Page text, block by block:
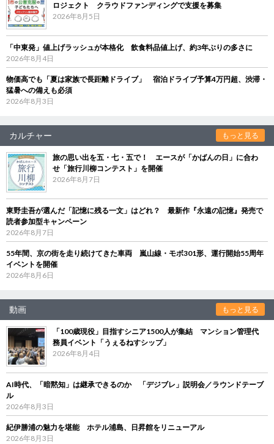
ロジェクト クラウドファンディングで支援を募集
2026年8月5日
「中東発」値上げラッシュが本格化 飲食料品値上げ、約3年ぶりの多さに
2026年8月4日
物価高でも「夏は家族で長距離ドライブ」 宿泊ドライブ予算4万円超、渋滞・
猛暑への備えも必須
2026年8月3日
カルチャー もっと見る
旅の思い出を五・七・五で！ エースが「かばんの日」に合わ
せ「旅行川柳コンテスト」を開催
2026年8月7日
東野圭吾が選んだ「記憶に残る一文」はどれ？ 最新作『永遠の記憶』発売で
読者参加型キャンペーン
2026年8月7日
55年間、京の街を走り続けてきた車両 嵐山線・モボ301形、運行開始55周年
イベントを開催
2026年8月6日
動画 もっと見る
「100歳現役」目指すシニア1500人が集結 マンション管理代
務員イベント「うぇるねすシップ」
2026年8月4日
AI時代、「暗黙知」は継承できるのか 「デジブレ」説明会／ラウンドテーブ
ル
2026年8月3日
紀伊勝浦の魅力を堪能 ホテル浦島、日昇館をリニューアル
2026年8月3日